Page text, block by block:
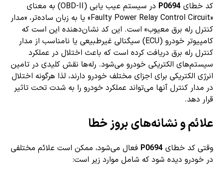
کد خطای P0694
در سیستم عیب یابی (OBD-II) به معنای
«Faulty Power Relay Control Circuit» یا به زبان ساده‌تر، «مدار
کنترل رله برق معیوب» است. این کد نشان‌دهنده این است که
کامپیوتر خودرو (ECU) سیگنالی غیرطبیعی یا نامناسب از مدار
کنترل رله برق دریافت کرده است که باعث اختلال در عملکرد
سیستم‌های الکتریکی خودرو می‌شود. رله‌ها نقش کلیدی در تامین
انرژی الکتریکی برای اجزای مختلف خودرو دارند، لذا هرگونه اختلال
در مدار کنترل آنها می‌تواند عملکرد خودرو را به شدت تحت تاثیر
قرار دهد.
علائم و نشانه‌های بروز خطا
وقتی کد خطای P0694 فعال می‌شود، ممکن است علائم مختلفی
در خودرو دیده شود که شامل موارد زیر است: